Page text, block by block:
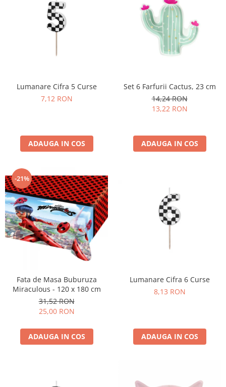
Lumanare Cifra 5 Curse
7,12 RON
ADAUGA IN COS
Set 6 Farfurii Cactus, 23 cm
14,24 RON
13,22 RON
ADAUGA IN COS
-21%
Fata de Masa Buburuza
Miraculous - 120 x 180 cm
31,52 RON
25,00 RON
ADAUGA IN COS
Lumanare Cifra 6 Curse
8,13 RON
ADAUGA IN COS